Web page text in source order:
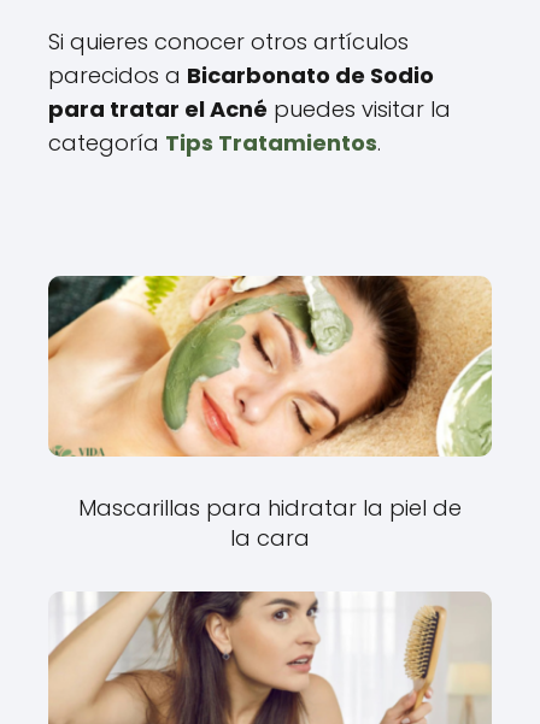
Si quieres conocer otros artículos
parecidos a Bicarbonato de Sodio
para tratar el Acné puedes visitar la
categoría Tips Tratamientos.
Mascarillas para hidratar la piel de
la cara